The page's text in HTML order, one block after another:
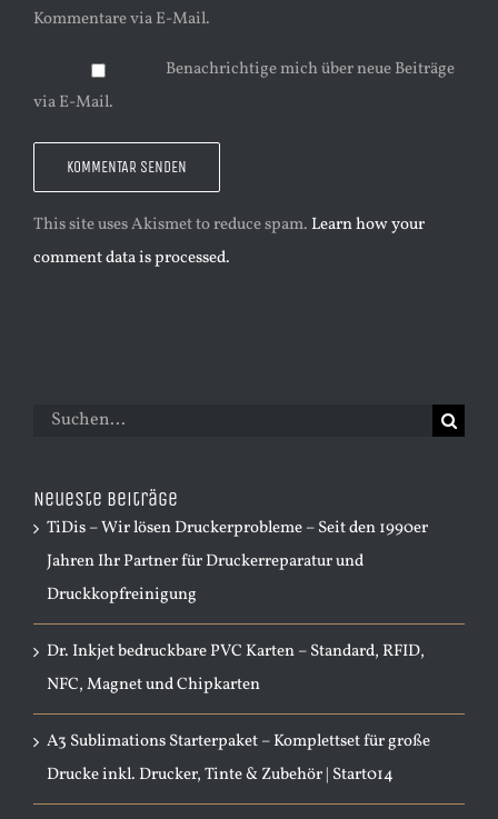
Kommentare via E-Mail.
Benachrichtige mich über neue Beiträge
via E-Mail.
This site uses Akismet to reduce spam. Learn how your
comment data is processed.
Suche
Neueste Beiträge
TiDis – Wir lösen Druckerprobleme – Seit den 1990er
Jahren Ihr Partner für Druckerreparatur und
Druckkopfreinigung
Dr. Inkjet bedruckbare PVC Karten – Standard, RFID,
NFC, Magnet und Chipkarten
A3 Sublimations Starterpaket – Komplettset für große
Drucke inkl. Drucker, Tinte & Zubehör | Start014